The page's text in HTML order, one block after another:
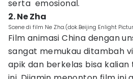
serta emosional.
2. Ne Zha
Scene di film Ne Zha.(dok.Beijing Enlight
Film animasi China dengan
sangat memukau ditambah
apik dan berkelas bisa